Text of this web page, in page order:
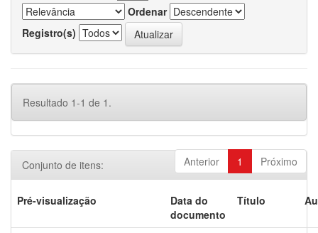
Ordenar
Registro(s)
Resultado 1-1 de 1.
Anterior 1 Próximo
Conjunto de itens:
Pré-visualização
Data do
documento
Título